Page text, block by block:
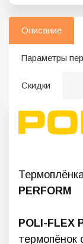
Описание
Параметры
Скидки
PERFORM
POLI-FLEX
термопёнок